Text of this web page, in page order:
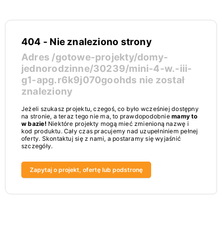
404 - Nie znaleziono strony
Adres /gotowe-projekty/domy-
jednorodzinne/30239/mini-4-w.-iii-
g1-apg.r6k9j070goohds nie został
znaleziony
Jeżeli szukasz projektu, czegoś, co było wcześniej dostępny
na stronie, a teraz tego nie ma, to prawdopodobniemamy to
w bazie! Niektóre projekty mogą mieć zmienioną nazwę i
kod produktu. Cały czas pracujemy nad uzupełniniem pełnej
oferty. Skontaktuj się z nami, a postaramy się wyjaśnić
szczegóły.
Zapytaj o projekt, ofertę lub podstronę